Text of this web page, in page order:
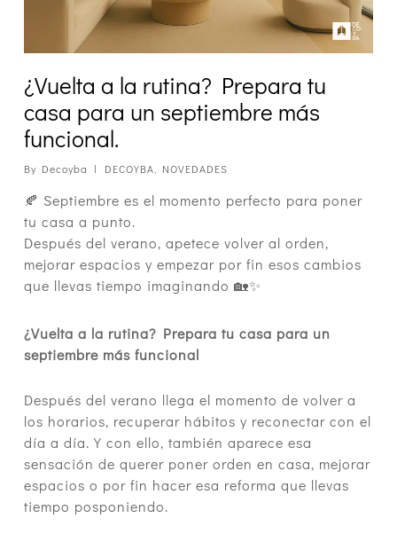
¿Vuelta a la rutina? Prepara tu
casa para un septiembre más
funcional.
By Decoyba DECOYBA, NOVEDADES
🍂 Septiembre es el momento perfecto para poner
tu casa a punto.
Después del verano, apetece volver al orden,
mejorar espacios y empezar por fin esos cambios
que llevas tiempo imaginando 🏡✨
¿Vuelta a la rutina? Prepara tu casa para un
septiembre más funcional
Después del verano llega el momento de volver a
los horarios, recuperar hábitos y reconectar con el
día a día. Y con ello, también aparece esa
sensación de querer poner orden en casa, mejorar
espacios o por fin hacer esa reforma que llevas
tiempo posponiendo.